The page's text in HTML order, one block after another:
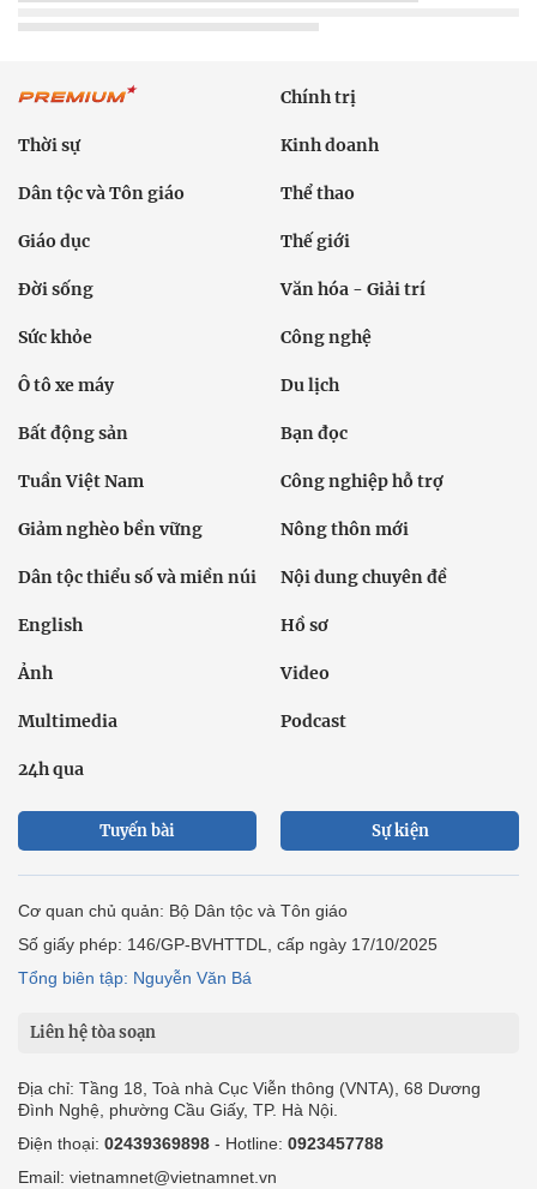
Chính trị
Thời sự Kinh doanh
Dân tộc và Tôn giáo Thể thao
Giáo dục Thế giới
Đời sống Văn hóa - Giải trí
Sức khỏe Công nghệ
Ô tô xe máy Du lịch
Bất động sản Bạn đọc
Tuần Việt Nam Công nghiệp hỗ trợ
Giảm nghèo bền vững Nông thôn mới
Dân tộc thiểu số và miền núi Nội dung chuyên đề
English Hồ sơ
Ảnh Video
Multimedia Podcast
24h qua
Tuyến bài Sự kiện
Cơ quan chủ quản: Bộ Dân tộc và Tôn giáo
Số giấy phép: 146/GP-BVHTTDL, cấp ngày 17/10/2025
Tổng biên tập: Nguyễn Văn Bá
Liên hệ tòa soạn
Địa chỉ: Tầng 18, Toà nhà Cục Viễn thông (VNTA), 68 Dương
Đình Nghệ, phường Cầu Giấy, TP. Hà Nội.
Điện thoại: 02439369898 - Hotline: 0923457788
Email: vietnamnet@vietnamnet.vn